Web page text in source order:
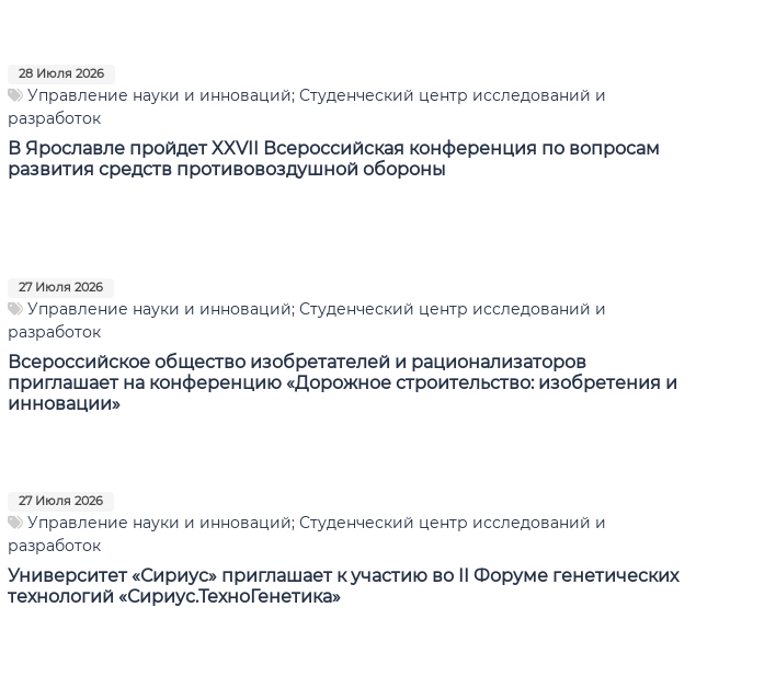
28 Июля 2026
Управление науки и инноваций; Студенческий центр исследований и
разработок
В Ярославле пройдет XXVII Всероссийская конференция по вопросам
развития средств противовоздушной обороны
27 Июля 2026
Управление науки и инноваций; Студенческий центр исследований и
разработок
Всероссийское общество изобретателей и рационализаторов
приглашает на конференцию «Дорожное строительство: изобретения и
инновации»
27 Июля 2026
Управление науки и инноваций; Студенческий центр исследований и
разработок
Университет «Сириус» приглашает к участию во II Форуме генетических
технологий «Сириус.ТехноГенетика»